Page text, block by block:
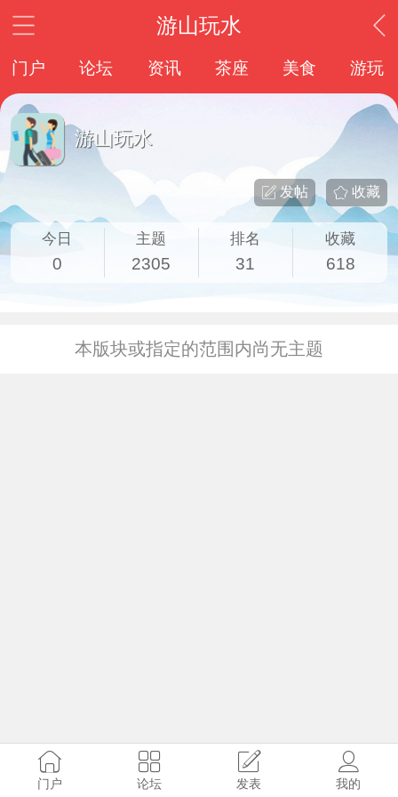
游山玩水
门户 论坛 资讯 茶座 美食 游玩
游山玩水
收藏
发帖
今日
0
主题
2305
排名
31
收藏
618
本版块或指定的范围内尚无主题
门户 论坛 发表 我的